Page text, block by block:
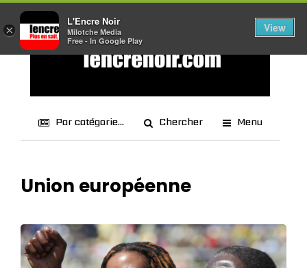
Par catégorie... Chercher Menu
Union européenne
×
L'Encre Noir
Milotche Media
Free - In Google Play
View